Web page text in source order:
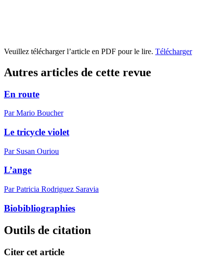
Veuillez télécharger l’article en PDF pour le lire. Télécharger
Autres articles de cette revue
En route
Par Mario Boucher
Le tricycle violet
Par Susan Ouriou
L’ange
Par Patricia Rodriguez Saravia
Biobibliographies
Outils de citation
Citer cet article